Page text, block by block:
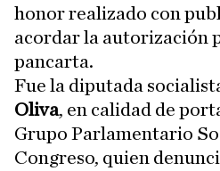
honor realizado con
acordar la autorización
pancarta.
Fue la diputada
Oliva, en calidad de
Grupo Parlamentario
Congreso, quien